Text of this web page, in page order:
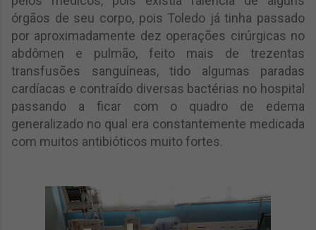
órgãos de seu corpo, pois Toledo já tinha passado
por aproximadamente dez operações cirúrgicas no
abdômen e pulmão, feito mais de trezentas
transfusões sanguíneas, tido algumas paradas
cardíacas e contraído diversas bactérias no hospital
passando a ficar com o quadro de edema
generalizado no qual era constantemente medicada
com muitos antibióticos muito fortes.